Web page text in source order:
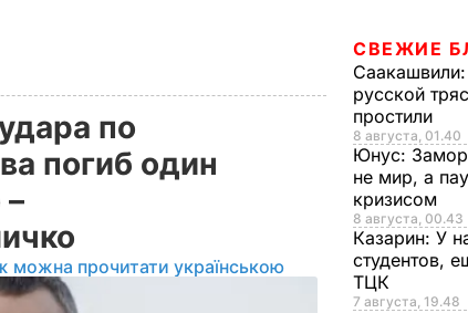
по
погиб один
можна прочитати українською
СВЕЖИЕ
Саакашвили:
русской
простили
8 августа, 01.40
Юнус:
не мир, а
кризисом
8 августа, 00.43
Казарин: У
студентов,
ТЦК
7 августа, 19.48